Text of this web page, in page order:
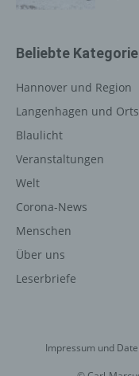
Beliebte Kategorie
Hannover und Region
Langenhagen und
Blaulicht
Veranstaltungen
Welt
Corona-News
Menschen
Über uns
Leserbriefe
Impressum und
Internetseite
Internetseite des für
unter Angabe von
registrieren.
werden, ergibt sich
die für die
Daten werden
bei dem für die
eigene Zwecke
einen oder mehrere
Verantwortlichen